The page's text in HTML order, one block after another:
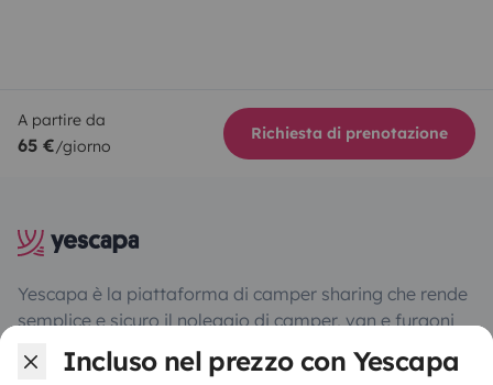
Incluso nel prezzo con Yescapa
A partire da
65 €/giorno
Richiesta di prenotazione
Yescapa è la piattaforma di camper sharing che rende
semplice e sicuro il noleggio di camper, van e furgoni
camperizzati, proponendo una soluzione chiavi in mano
per un viaggio itinerante in totale libertà e sicurezza.